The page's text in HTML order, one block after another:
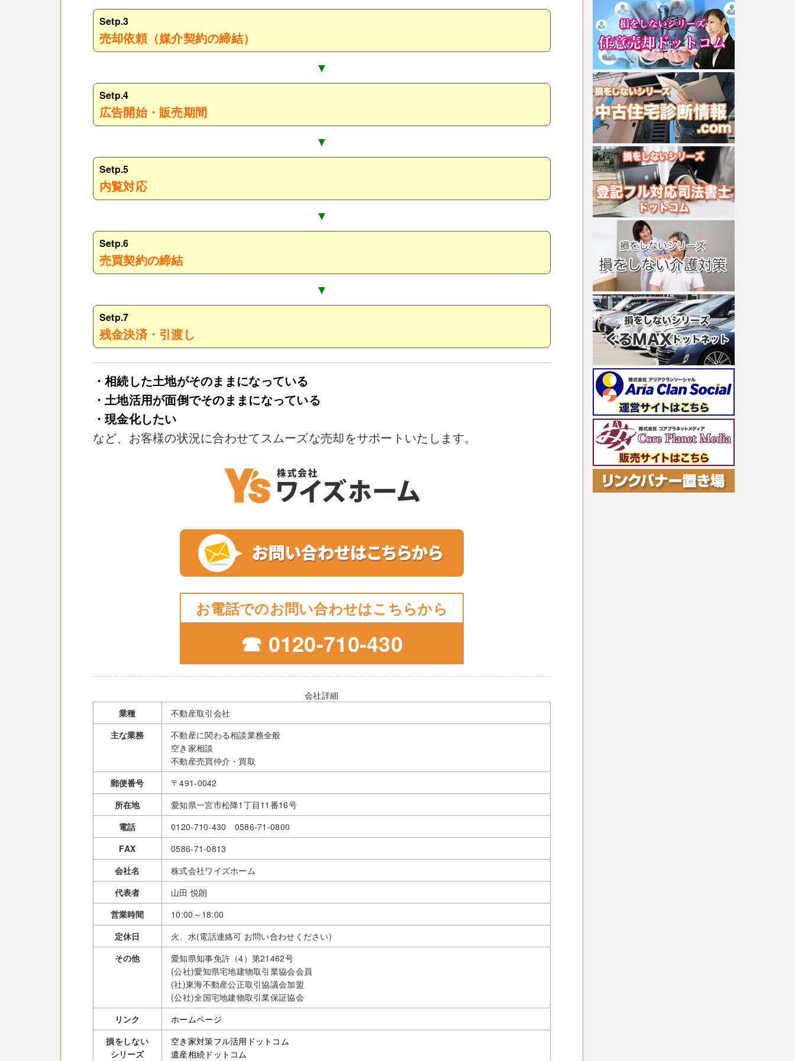
Setp.3
売却依頼（媒介契約の締結）
▼
Setp.4
広告開始・販売期間
▼
Setp.5
内覧対応
▼
Setp.6
売買契約の締結
▼
Setp.7
残金決済・引渡し
・相続した土地がそのままになっている
・土地活用が面倒でそのままになっている
・現金化したい
など、お客様の状況に合わせてスムーズな売却をサポートいたします。
お電話でのお問い合わせはこちらから
☎ 0120-710-430
会社詳細
業種
不動産取引会社
主な業務
不動産に関わる相談業務全般
空き家相談
不動産売買仲介・買取
郵便番号
〒491-0042
所在地
愛知県一宮市松降1丁目11番16号
電話
0120-710-430 0586-71-0800
FAX
0586-71-0813
会社名
株式会社ワイズホーム
代表者
山田 悦朗
営業時間
10:00～18:00
定休日
火、水(電話連絡可 お問い合わせください)
その他
愛知県知事免許（4）第21462号
(公社)愛知県宅地建物取引業協会会員
(社)東海不動産公正取引協議会加盟
(公社)全国宅地建物取引業保証協会
リンク
ホームページ
損をしない
シリーズ
空き家対策フル活用ドットコム
遺産相続ドットコム